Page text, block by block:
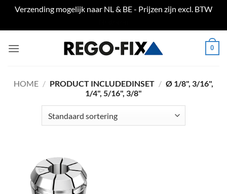
Verzending mogelijk naar NL & BE - Prijzen zijn excl. BTW
naar
0
HOME / PRODUCT INCLUDEDINSET / Ø 1/8", 3/16",
1/4", 5/16", 3/8"